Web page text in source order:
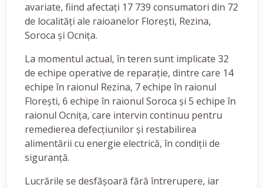
avariate, fiind afectați 17 739 consumatori din 72
de localități ale raioanelor Florești, Rezina,
Soroca și Ocnița.
La momentul actual, în teren sunt implicate 32
de echipe operative de reparație, dintre care 14
echipe în raionul Rezina, 7 echipe în raionul
Florești, 6 echipe în raionul Soroca și 5 echipe în
raionul Ocnița, care intervin continuu pentru
remedierea defecțiunilor și restabilirea
alimentării cu energie electrică, în condiții de
siguranță.
Lucrările se desfășoară fără întrerupere, iar